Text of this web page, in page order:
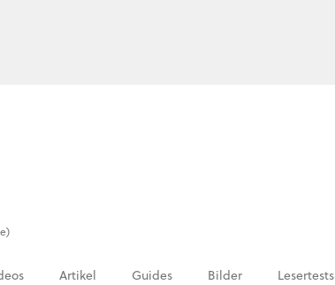
Artikel Guides Bilder Lesertests